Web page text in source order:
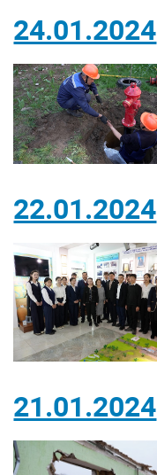
24.01.2024
22.01.2024
21.01.2024